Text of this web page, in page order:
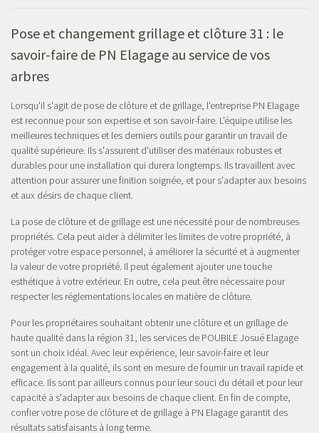
Pose et changement grillage et clôture 31 : le
savoir-faire de PN Elagage au service de vos
arbres
Lorsqu'il s'agit de pose de clôture et de grillage, l'entreprise PN Elagage
est reconnue pour son expertise et son savoir-faire. L'équipe utilise les
meilleures techniques et les derniers outils pour garantir un travail de
qualité supérieure. Ils s'assurent d'utiliser des matériaux robustes et
durables pour une installation qui durera longtemps. Ils travaillent avec
attention pour assurer une finition soignée, et pour s'adapter aux besoins
et aux désirs de chaque client.
La pose de clôture et de grillage est une nécessité pour de nombreuses
propriétés. Cela peut aider à délimiter les limites de votre propriété, à
protéger votre espace personnel, à améliorer la sécurité et à augmenter
la valeur de votre propriété. Il peut également ajouter une touche
esthétique à votre extérieur. En outre, cela peut être nécessaire pour
respecter les réglementations locales en matière de clôture.
Pour les propriétaires souhaitant obtenir une clôture et un grillage de
haute qualité dans la région 31, les services de POUBILE Josué Elagage
sont un choix idéal. Avec leur expérience, leur savoir-faire et leur
engagement à la qualité, ils sont en mesure de fournir un travail rapide et
efficace. Ils sont par ailleurs connus pour leur souci du détail et pour leur
capacité à s'adapter aux besoins de chaque client. En fin de compte,
confier votre pose de clôture et de grillage à PN Elagage garantit des
résultats satisfaisants à long terme.